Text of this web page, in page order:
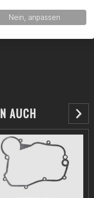
AUCH
Nein, anpassen